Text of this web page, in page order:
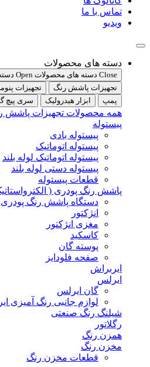
تماس با ما
ویدیو
دسته های محصولات
Close دسته های محصولات
Open دسته های محصولات
تجهیزات پاشش رنگ
تجهیزات
پمپ
ابزار هیدرولیک سری پیچ
همه محصولات تجهیزات پاشش
پیستوله
پیستوله بادی
پیستوله اتوماتیک
پیستوله اتوماتیک لوله بلند
پیستوله دستی لوله بلند
قطعات پیستوله
پاشش رنگ پودری (
دستگاه پاشش رنگ پودری
انژکتور
مغزی انژکتور
کاسکید
پوسته گان
صفحه فلودایز
ایربراش
ایرلس
گان ایرلس
لوازم جانبی رنگ آمیزی
شیلنگ رنگ صنعتی
رگلاتور
همزن رنگ
مخزن رنگ
قطعات مخزن رنگ